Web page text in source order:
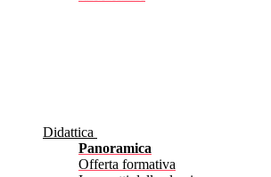
Didattica
Panoramica
Offerta formativa